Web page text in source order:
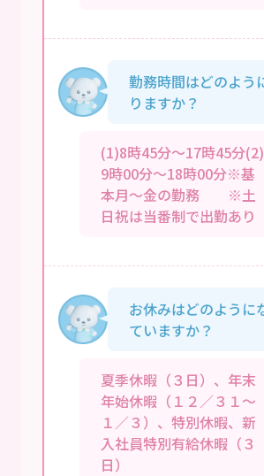
勤務時間はどのよう
りますか？
(1)8時45分～17時45分(2)
9時00分～18時00分※基
本月～金の勤務 ※土
日祝は当番制で出勤あり
お休みはどのように
ていますか？
夏季休暇（３日）、年末
年始休暇（１２／３１～
１／３）、特別休暇、新
入社員特別有給休暇（３
日）